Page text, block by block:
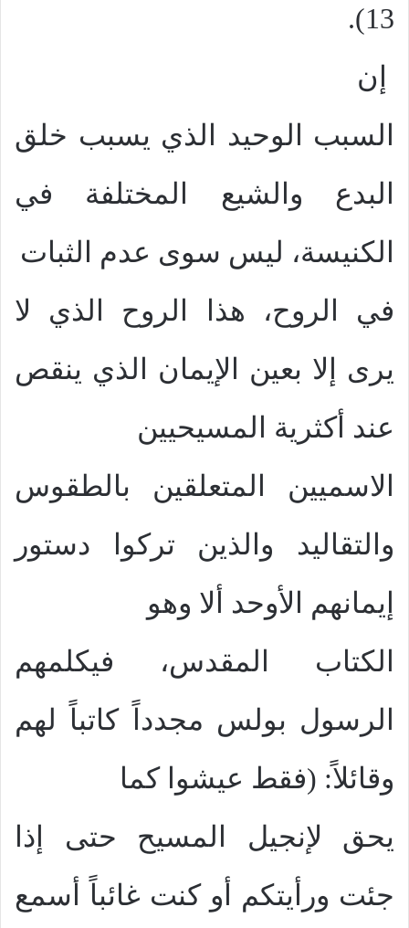
13).
إن
السبب الوحيد الذي يسبب خلق
البدع والشيع المختلفة في
الكنيسة، ليس سوى عدم الثبات
في الروح، هذا الروح الذي لا
يرى إلا بعين الإيمان الذي ينقص
عند أكثرية المسيحيين
الاسميين المتعلقين بالطقوس
والتقاليد والذين تركوا دستور
إيمانهم الأوحد ألا وهو
الكتاب المقدس، فيكلمهم
الرسول بولس مجدداً كاتباً لهم
وقائلاً: (فقط عيشوا كما
يحق لإنجيل المسيح حتى إذا
جئت ورأيتكم أو كنت غائباً أسمع